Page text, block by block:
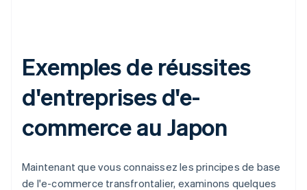
Exemples de réussites
d'entreprises d'e-
commerce au Japon
Maintenant que vous connaissez les principes de base
de l'e-commerce transfrontalier, examinons quelques